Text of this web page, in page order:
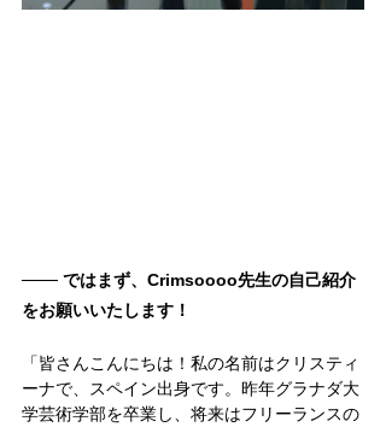
─── ではまず、Crimsoooo先生の自己紹介
をお願いいたします！
「皆さんこんにちは！私の名前はクリスティ
ーナで、スペイン出身です。昨年グラナダ大
学芸術学部を卒業し、将来はフリーランスの